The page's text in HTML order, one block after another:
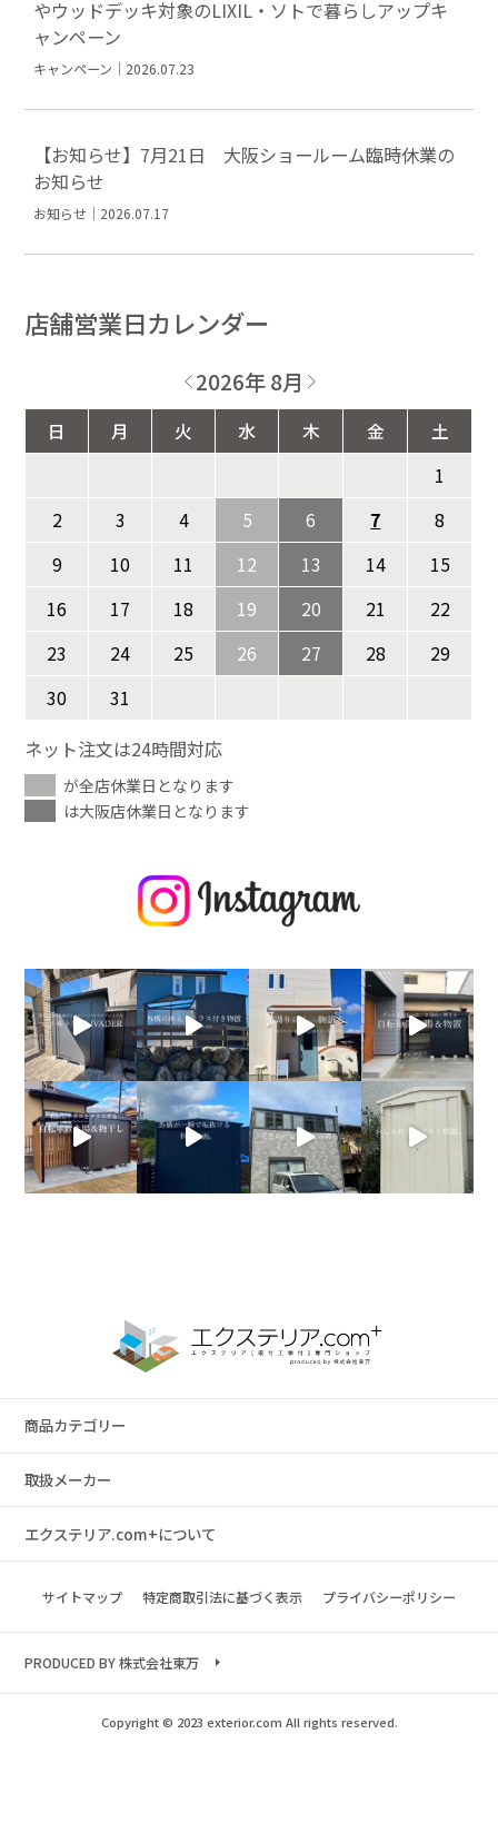
やウッドデッキ対象のLIXIL・ソトで暮らしアップキ
ャンペーン
キャンペーン｜2026.07.23
【お知らせ】7月21日 大阪ショールーム臨時休業の
お知らせ
お知らせ｜2026.07.17
店舗営業日カレンダー
2026年 8月
日 月 火 水 木 金
土
1
2
3 4 5 6 7
8
9
10 11 12 13 14
15
16
17 18 19 20 21
22
23
24 25 26 27 28
29
30
31
ネット注文は24時間対応
が全店休業日となります
は大阪店休業日となります
商品カテゴリー
取扱メーカー
エクステリア.com+について
サイトマップ 特定商取引法に基づく表示 プライバシーポリシー
PRODUCED BY 株式会社東万
Copyright © 2023 exterior.com All rights reserved.